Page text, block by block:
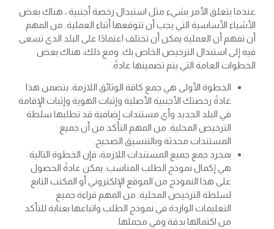
عندما يتعلق الأمر بشيء مثل استبدال رخصة أجنبية ، هناك بعض
الأشياء الأساسية التي يجب أن تتوقعها أثناء العملية. من المهم
أن تفهم أن العملية يمكن أن تختلف اعتمادًا على البلد الذي تسعى
فيه إلى استبدال الترخيص الخاص بك. ومع ذلك، هناك بعض
الخطوات العامة التي يتم تضمينها عادةً.
الخطوة الأولى هي جمع كافة الوثائق اللازمة. يتضمن هذا
عادةً رخصتك الأجنبية الأصلية وإثبات الهوية وإثبات الإقامة
في البلد الجديد وأي مستندات إضافية قد تطلبها سلطة
الترخيص المحلية. من المهم التأكد من أن جميع
المستندات محدثة وبالتنسيق الصحيح.
بمجرد جمع جميع المستندات اللازمة، فإن الخطوة التالية
هي إكمال نموذج الطلب المناسب. يمكن عادةً الحصول
على هذا النموذج من الموقع الإلكتروني أو المكتب التابع
لسلطة الترخيص المحلية. من المهم قراءة جميع
التعليمات الواردة في نموذج الطلب واتباعها بعناية للتأكد
من اكتمالها بدقة وفي مجملها.